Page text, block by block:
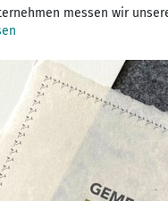
messen wir